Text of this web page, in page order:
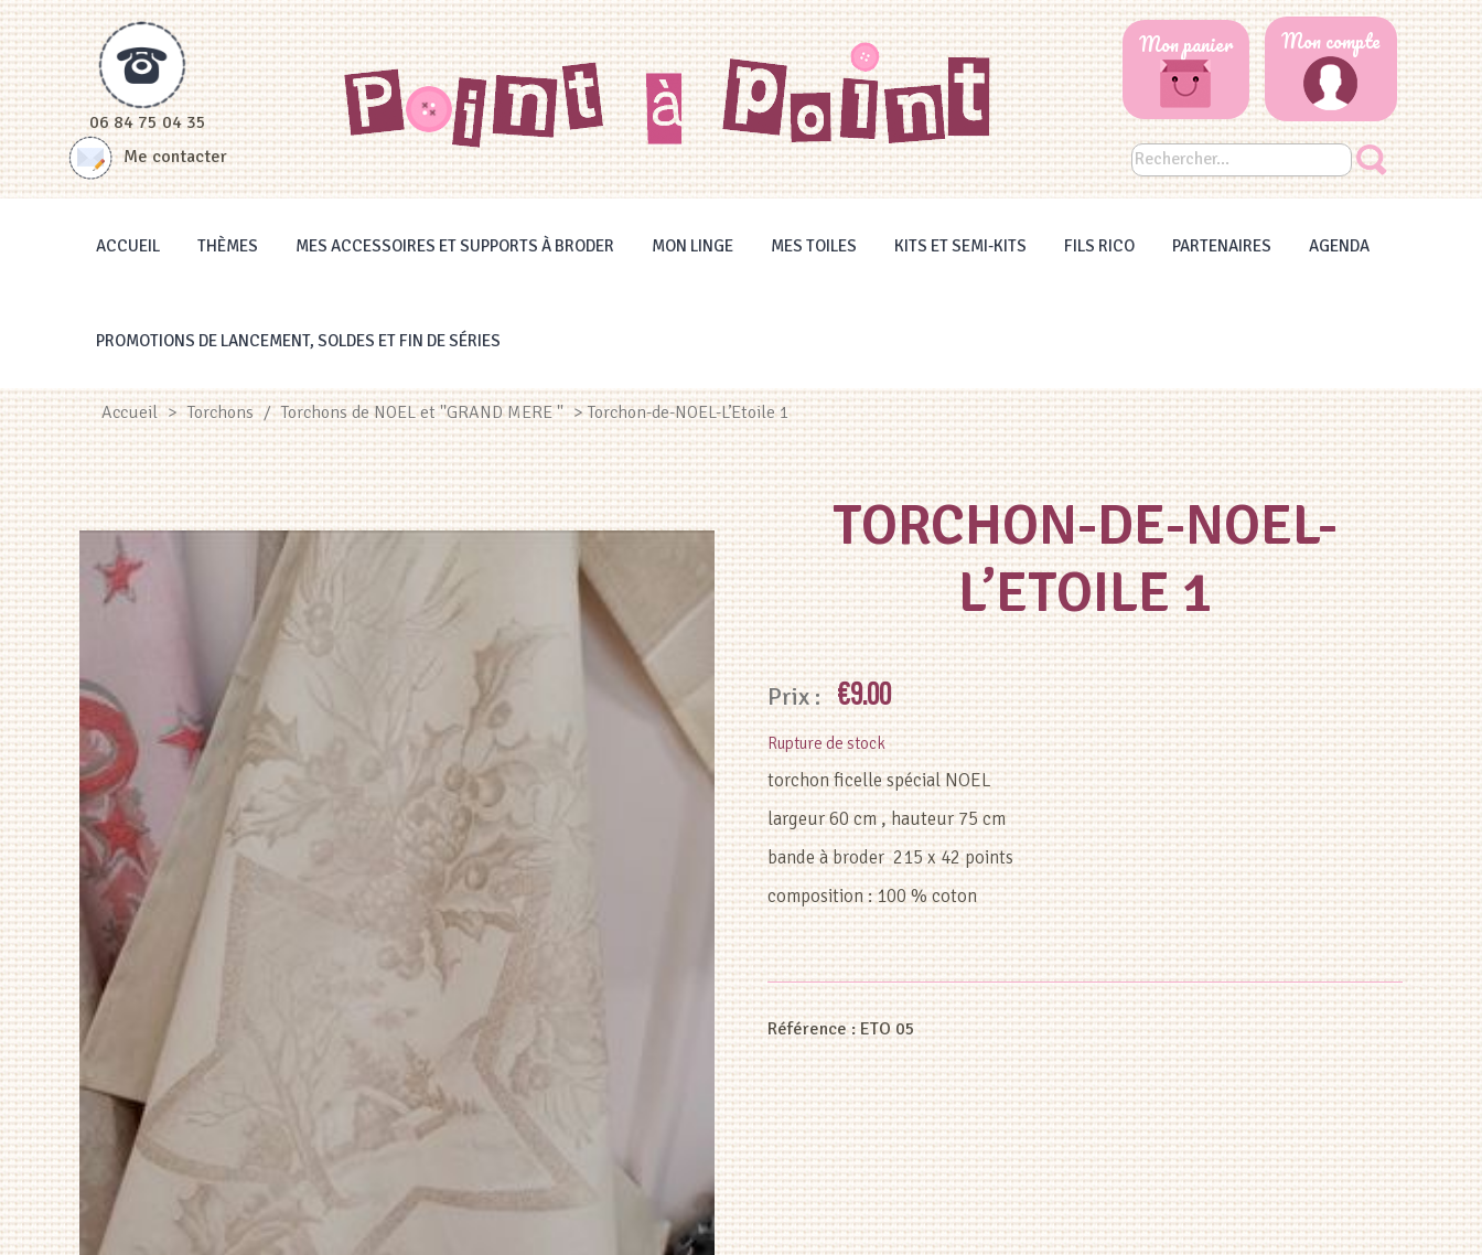
06 84 75 04 35
Me contacter
Mon panier Mon compte
ACCUEIL THÈMES MES ACCESSOIRES ET SUPPORTS À BRODER MON LINGE MES TOILES KITS ET SEMI-KITS FILS RICO PARTENAIRES AGENDA
PROMOTIONS DE LANCEMENT, SOLDES ET FIN DE SÉRIES
Accueil > Torchons / Torchons de NOEL et ''GRAND MERE '' > Torchon-de-NOEL-L’Etoile 1
TORCHON-DE-NOEL-
L’ETOILE 1
€9.00
Rupture de stock
torchon ficelle spécial NOEL
largeur 60 cm , hauteur 75 cm
bande à broder 215 x 42 points
composition : 100 % coton
Référence : ETO 05
Panneau de gestion des cookies